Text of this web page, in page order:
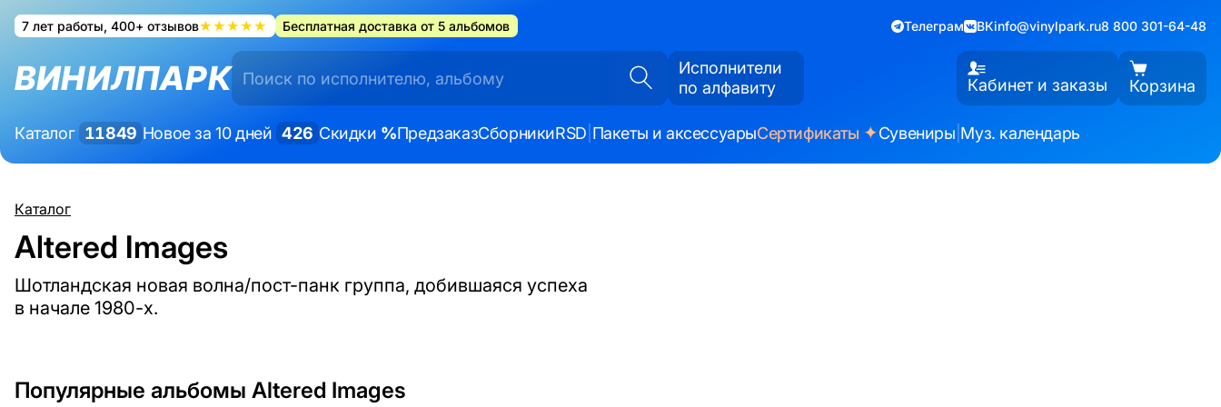
7 лет работы, 400+ отзывов★★★★★ Бесплатная доставка от 5 альбомов Телеграм ВКinfo@vinylpark.ru8 800 301-64-48
ВИНИЛПАРК
Исполнители
по алфавиту
Кабинет и заказы Корзина
Каталог 11849 Новое за 10 дней 426 Скидки %ПредзаказСборникиRSD Пакеты и аксессуарыСертификаты ✦Сувениры Муз. календарь
Каталог
Altered Images
Шотландская новая волна/пост-панк группа, добившаяся успеха
в начале 1980-х.
Популярные альбомы Altered Images